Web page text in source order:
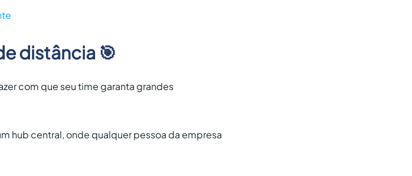
distância 🎯
com que seu time garanta grandes
hub central, onde qualquer pessoa da empresa